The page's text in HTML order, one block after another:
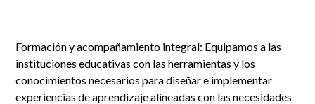
Formación y acompañamiento integral: Equipamos a las
instituciones educativas con las herramientas y los
conocimientos necesarios para diseñar e implementar
experiencias de aprendizaje alineadas con las necesidades